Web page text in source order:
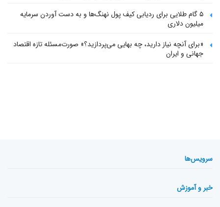
۵ گام طلایی برای ردیابی کیف پول‌ نهنگ‌ها و به دست آوردن سرمایه
میلیون دلاری
«برای آنچه نیاز دارید، چه بهایی می‌پردازید؟» صورت‌مسئله تازه اقتصاد
جهانی و ایران
سرویس‌ها
خبر و آموزش